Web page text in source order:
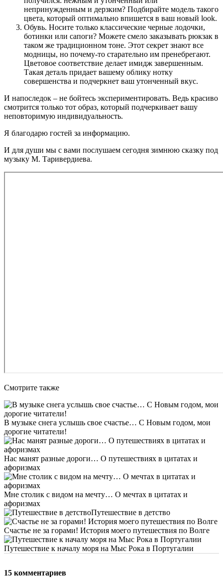
непринужденным и дерзким? Подбирайте модель такого
цвета, который оптимально впишется в ваш новый look.
Обувь. Носите только классические черные лодочки,
ботинки или сапоги? Можете смело заказывать рюкзак в
таком же традиционном тоне. Этот секрет знают все
модницы, но почему-то старательно им пренебрегают.
Цветовое соответствие делает имидж завершенным.
Такая деталь придает вашему облику нотку
совершенства и подчеркнет ваш утонченный вкус.
И напоследок – не бойтесь экспериментировать. Ведь красиво
смотрится только тот образ, который подчеркивает вашу
неповторимую индивидуальность.
Я благодарю гостей за информацию.
И для души мы с вами послушаем сегодня зимнюю сказку под
музыку М. Таривердиева.
Смотрите также
В музыке снега услышь свое счастье… С Новым годом, мои
дорогие читатели!
Нас манят разные дороги… О путешествиях в цитатах и
афоризмах
Мне столик с видом на мечту… О мечтах в цитатах и
афоризмах
Путешествие в детство
Счастье не за горами! История моего путешествия по Волге
Путешествие к началу моря на Мыс Рока в Португалии
15 комментариев